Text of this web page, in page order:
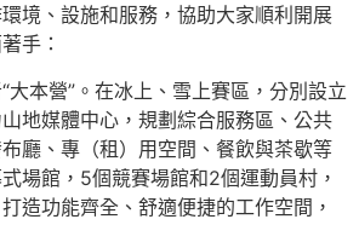
境、設施和服務，協助大家順利開展
手：
大本營”。在冰上、雪上賽區，分別設立
地媒體中心，規劃綜合服務區、公共
廳、專（租）用空間、餐飲與茶歇等
場館，5個競賽場館和2個運動員村，
造功能齊全、舒適便捷的工作空間，